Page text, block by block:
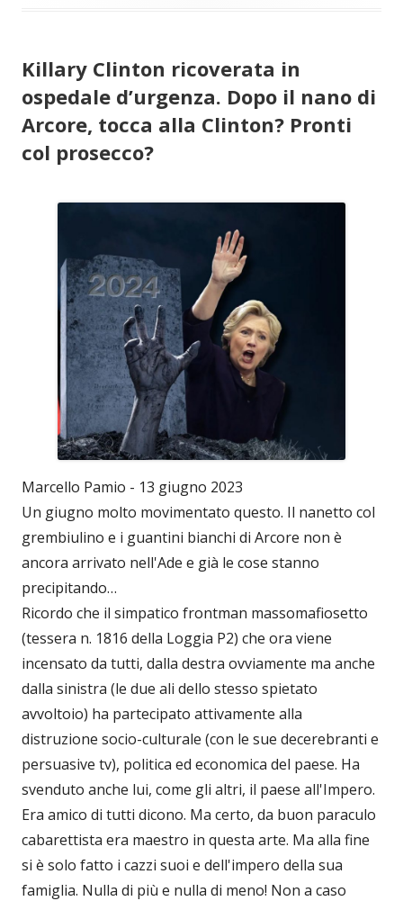
Killary Clinton ricoverata in
ospedale d’urgenza. Dopo il nano di
Arcore, tocca alla Clinton? Pronti
col prosecco?
Marcello Pamio - 13 giugno 2023
Un giugno molto movimentato questo. Il nanetto col
grembiulino e i guantini bianchi di Arcore non è
ancora arrivato nell'Ade e già le cose stanno
precipitando…
Ricordo che il simpatico frontman massomafiosetto
(tessera n. 1816 della Loggia P2) che ora viene
incensato da tutti, dalla destra ovviamente ma anche
dalla sinistra (le due ali dello stesso spietato
avvoltoio) ha partecipato attivamente alla
distruzione socio-culturale (con le sue decerebranti e
persuasive tv), politica ed economica del paese. Ha
svenduto anche lui, come gli altri, il paese all'Impero.
Era amico di tutti dicono. Ma certo, da buon paraculo
cabarettista era maestro in questa arte. Ma alla fine
si è solo fatto i cazzi suoi e dell'impero della sua
famiglia. Nulla di più e nulla di meno! Non a caso